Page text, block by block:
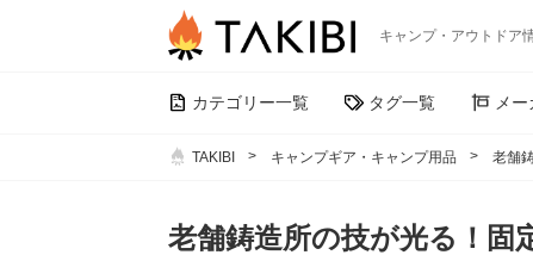
キャンプ・アウトドア
カテゴリー一覧 タグ一覧 メ
TAKIBI キャンプギア・キャンプ用品 老舗
老舗鋳造所の技が光る！固